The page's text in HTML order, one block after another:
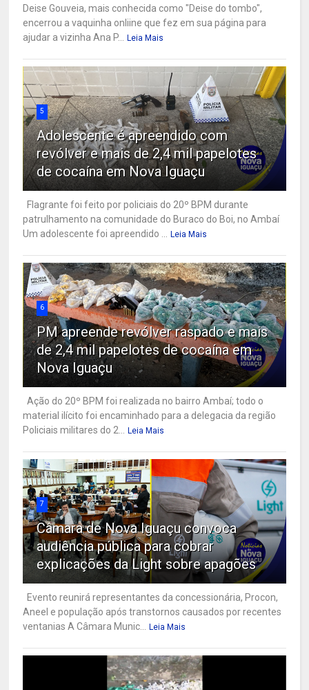
Deise Gouveia, mais conhecida como "Deise do tombo",
encerrou a vaquinha onliine que fez em sua página para
ajudar a vizinha Ana P... Leia Mais
5
Adolescente é apreendido com
revólver e mais de 2,4 mil papelotes
de cocaína em Nova Iguaçu
Flagrante foi feito por policiais do 20º BPM durante
patrulhamento na comunidade do Buraco do Boi, no Ambaí
Um adolescente foi apreendido ... Leia Mais
6
PM apreende revólver raspado e mais
de 2,4 mil papelotes de cocaína em
Nova Iguaçu
Ação do 20º BPM foi realizada no bairro Ambaí; todo o
material ilícito foi encaminhado para a delegacia da região
Policiais militares do 2... Leia Mais
7
Câmara de Nova Iguaçu convoca
audiência pública para cobrar
explicações da Light sobre apagões
Evento reunirá representantes da concessionária, Procon,
Aneel e população após transtornos causados por recentes
ventanias A Câmara Munic... Leia Mais